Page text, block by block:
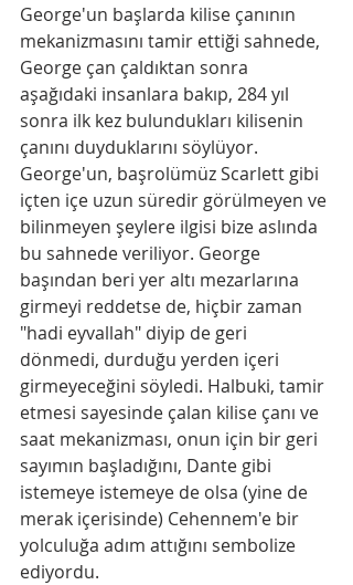
George'un başlarda kilise çanının
mekanizmasını tamir ettiği sahnede,
George çan çaldıktan sonra
aşağıdaki insanlara bakıp, 284 yıl
sonra ilk kez bulundukları kilisenin
çanını duyduklarını söylüyor.
George'un, başrolümüz Scarlett gibi
içten içe uzun süredir görülmeyen ve
bilinmeyen şeylere ilgisi bize aslında
bu sahnede veriliyor. George
başından beri yer altı mezarlarına
girmeyi reddetse de, hiçbir zaman
"hadi eyvallah" diyip de geri
dönmedi, durduğu yerden içeri
girmeyeceğini söyledi. Halbuki, tamir
etmesi sayesinde çalan kilise çanı ve
saat mekanizması, onun için bir geri
sayımın başladığını, Dante gibi
istemeye istemeye de olsa (yine de
merak içerisinde) Cehennem'e bir
yolculuğa adım attığını sembolize
ediyordu.